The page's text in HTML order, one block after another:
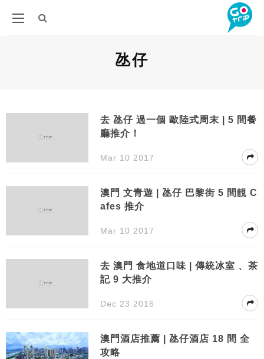
氹仔
去 氹仔 過一個 歐陸式周末 | 5 間餐
廳推介！
Mar 10 2017
澳門 文青遊 | 氹仔 巴黎街 5 間靚 C
afes 推介
Mar 10 2017
去 澳門 食地道口味 | 傳統冰室 、茶
記 9 大推介
Dec 23 2016
澳門酒店推薦 | 氹仔酒店 18 間 全
攻略